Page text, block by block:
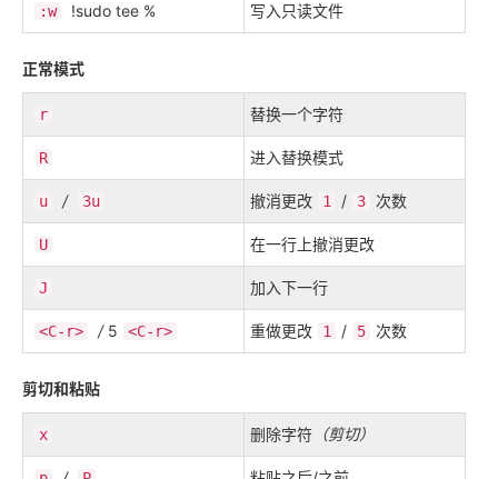
:w !sudo tee % 写入只读文件
正常模式
r 替换一个字符
R 进入替换模式
u / 3u 撤消更改 1 / 3 次数
U 在一行上撤消更改
J 加入下一行
<C-r> /5 <C-r> 重做更改 1 / 5 次数
剪切和粘贴
x 删除字符 （剪切）